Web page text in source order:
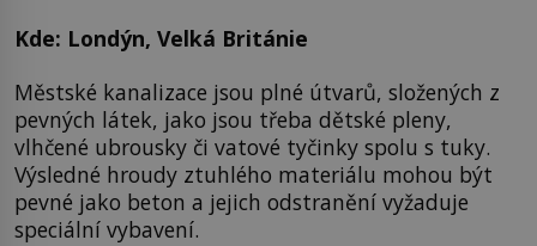
Kde: Londýn, Velká Británie
Městské kanalizace jsou plné útvarů, složených z
pevných látek, jako jsou třeba dětské pleny,
vlhčené ubrousky či vatové tyčinky spolu s tuky.
Výsledné hroudy ztuhlého materiálu mohou být
pevné jako beton a jejich odstranění vyžaduje
speciální vybavení.